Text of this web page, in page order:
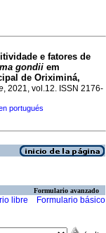
e fatores de
gondii em
de Oriximiná,
, 2021, vol.12. ISSN 2176-
portugués
Formulario avanzado
libre Formulario básico